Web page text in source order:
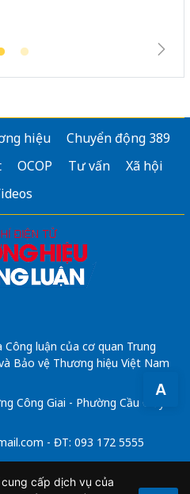
A
hiệu
Chuyển động 389
OCOP Tư vấn
Xã hội
luận của cơ quan Trung
Bảo vệ Thương hiệu Việt Nam
Công Giai - Phường Cầu Giấy -
- ĐT: 093 172 5555
tử số 64/GP-BTTTT do Bộ
cấp dịch vụ của